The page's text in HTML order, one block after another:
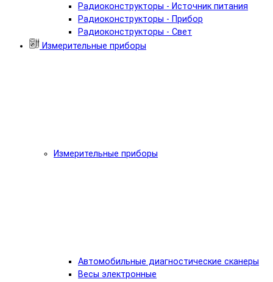
Радиоконструкторы - Источник питания
Радиоконструкторы - Прибор
Радиоконструкторы - Свет
Измерительные приборы
Измерительные приборы
Автомобильные диагностические сканеры
Весы электронные